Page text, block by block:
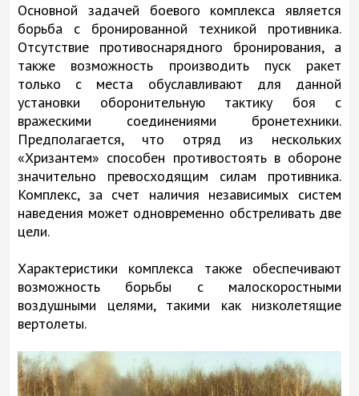
Основной задачей боевого комплекса является
борьба с бронированной техникой противника.
Отсутствие противоснарядного бронирования, а
также возможность производить пуск ракет
только с места обуславливают для данной
установки оборонительную тактику боя с
вражескими соединениями бронетехники.
Предполагается, что отряд из нескольких
«Хризантем» способен противостоять в обороне
значительно превосходящим силам противника.
Комплекс, за счет наличия независимых систем
наведения может одновременно обстреливать две
цели.
Характеристики комплекса также обеспечивают
возможность борьбы с малоскоростными
воздушными целями, такими как низколетящие
вертолеты.